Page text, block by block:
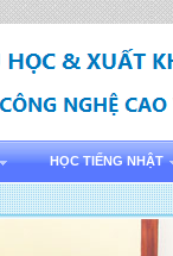
HỌC TIẾNG NHẬT